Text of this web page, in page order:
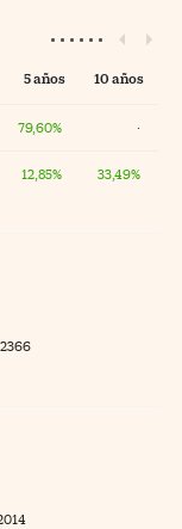
5 años 10 años
79,60% ·
12,85% 33,49%